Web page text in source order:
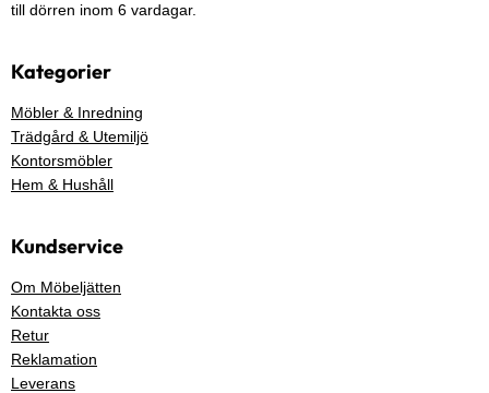
till dörren inom 6 vardagar.
Kategorier
Möbler & Inredning
Trädgård & Utemiljö
Kontorsmöbler
Hem & Hushåll
Kundservice
Om Möbeljätten
Kontakta oss
Retur
Reklamation
Leverans